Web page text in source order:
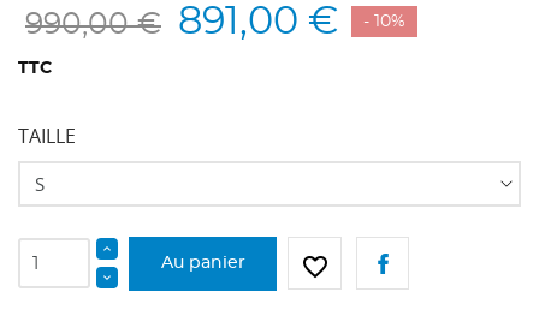
990,00 € 891,00 € - 10%
TTC
TAILLE
Au panier favorite_border